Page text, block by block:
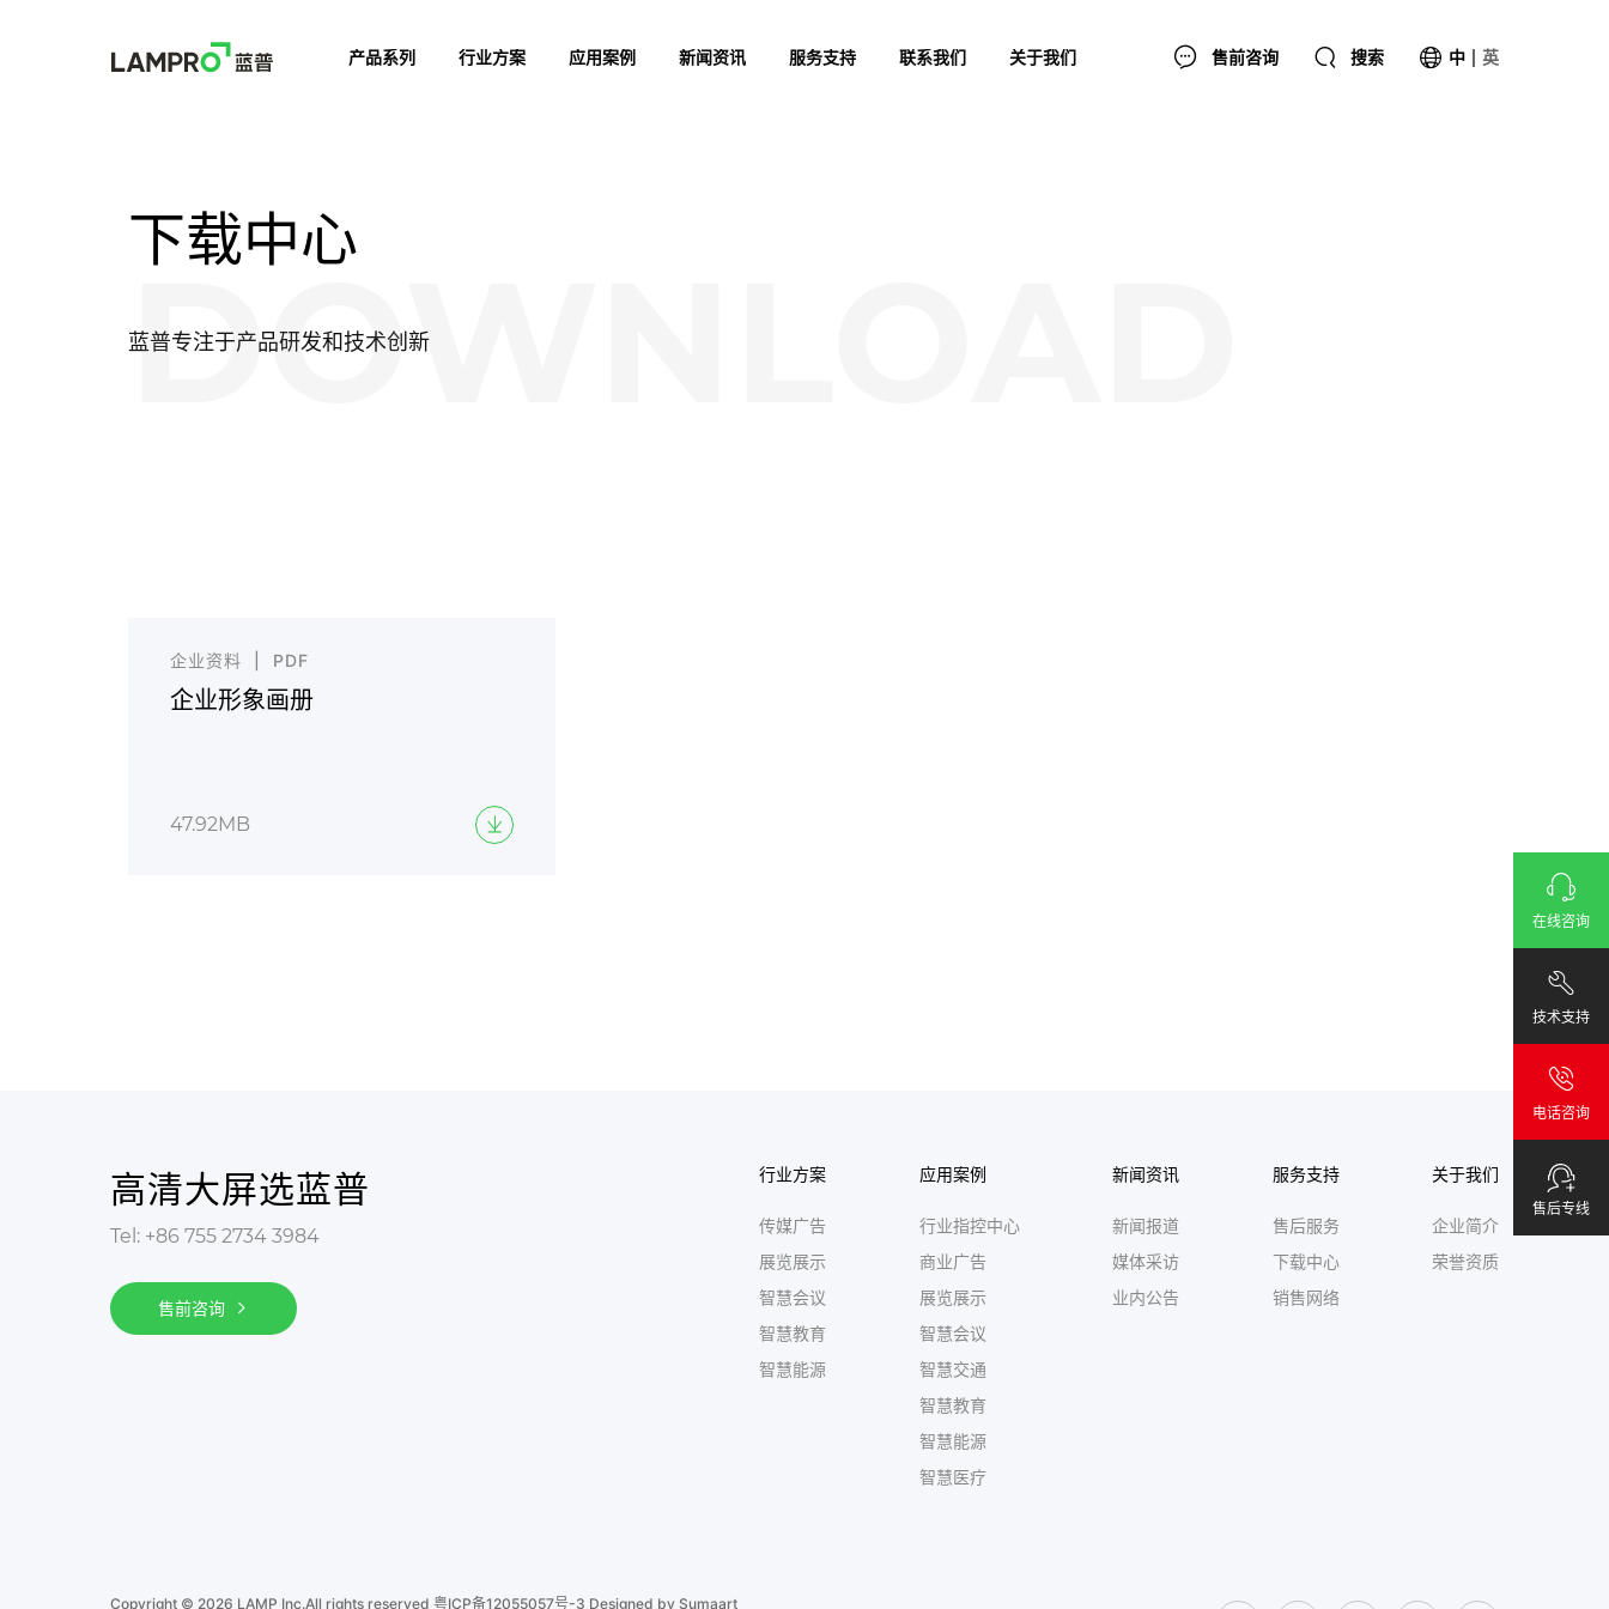
产品系列 行业方案 应用案例 新闻资讯 服务支持 联系我们 关于我们 售前咨询 搜索 中 英
下载中心
DOWNLOAD
蓝普专注于产品研发和技术创新
企业资料 | PDF
企业形象画册
47.92MB
高清大屏选蓝普
Tel: +86 755 2734 3984
售前咨询
行业方案
传媒广告
展览展示
智慧会议
智慧教育
智慧能源
应用案例
行业指控中心
商业广告
展览展示
智慧会议
智慧交通
智慧教育
智慧能源
智慧医疗
新闻资讯
新闻报道
媒体采访
业内公告
服务支持
售后服务
下载中心
销售网络
关于我们
企业简介
荣誉资质
Copyright © 2026 LAMP Inc.All rights reserved 粤ICP备12055057号-3 Designed by Sumaart
在线咨询
技术支持
电话咨询
售后专线